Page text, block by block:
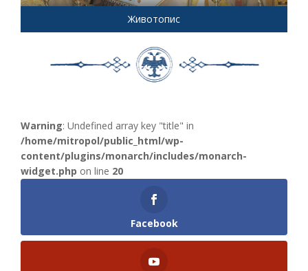
Животопис
Warning: Undefined array key "title" in
/home/mitropol/public_html/wp-
content/plugins/monarch/includes/monarch-
widget.php on line 20
Facebook